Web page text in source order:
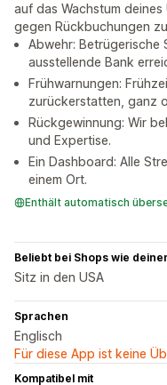
auf das Wachstum
gegen Rückbuchungen
Abwehr:
ausstellende Bank
Frühwarnungen:
zurückerstatten, ganz
Rückgewinnung: Wir
und Expertise.
Ein Dashboard: Alle
einem Ort.
Enthält automatisch
Beliebt bei Shops wie
Sitz in den USA
Sprachen
Englisch
Für diese App ist keine
Kompatibel mit